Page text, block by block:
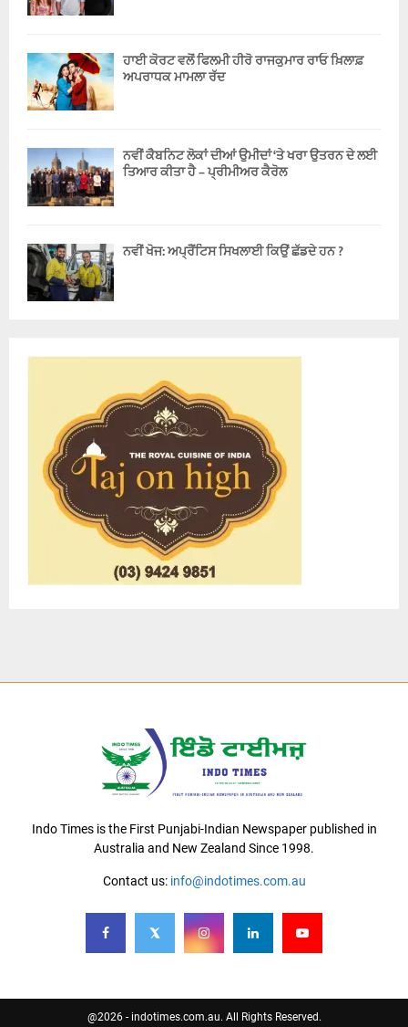
ਹਾਈ ਕੋਰਟ ਵਲੋਂ ਫਿਲਮੀ ਹੀਰੋ ਰਾਜਕੁਮਾਰ ਰਾਓ ਖ਼ਿਲਾਫ਼
ਅਪਰਾਧਕ ਮਾਮਲਾ ਰੱਦ
ਨਵੀਂ ਕੈਬਨਿਟ ਲੋਕਾਂ ਦੀਆਂ ਉਮੀਦਾਂ ‘ਤੇ ਖਰਾ ਉਤਰਨ ਦੇ ਲਈ
ਤਿਆਰ ਕੀਤਾ ਹੈ – ਪ੍ਰੀਮੀਅਰ ਕੈਰੋਲ
ਨਵੀਂ ਖੋਜ: ਅਪ੍ਰੈਂਟਿਸ ਸਿਖਲਾਈ ਕਿਉਂ ਛੱਡਦੇ ਹਨ ?
Indo Times is the First Punjabi-Indian Newspaper published in
Australia and New Zealand Since 1998.
Contact us: info@indotimes.com.au
@2026 - indotimes.com.au. All Rights Reserved.